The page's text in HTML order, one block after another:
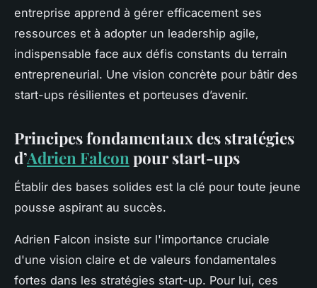
entreprise apprend à gérer efficacement ses
ressources et à adopter un leadership agile,
indispensable face aux défis constants du terrain
entrepreneurial. Une vision concrète pour bâtir des
start-ups résilientes et porteuses d’avenir.
Principes fondamentaux des stratégies
d’Adrien Falcon pour start-ups
Établir des bases solides est la clé pour toute jeune
pousse aspirant au succès.
Adrien Falcon insiste sur l'importance cruciale
d'une vision claire et de valeurs fondamentales
fortes dans les stratégies start-up. Pour lui, ces